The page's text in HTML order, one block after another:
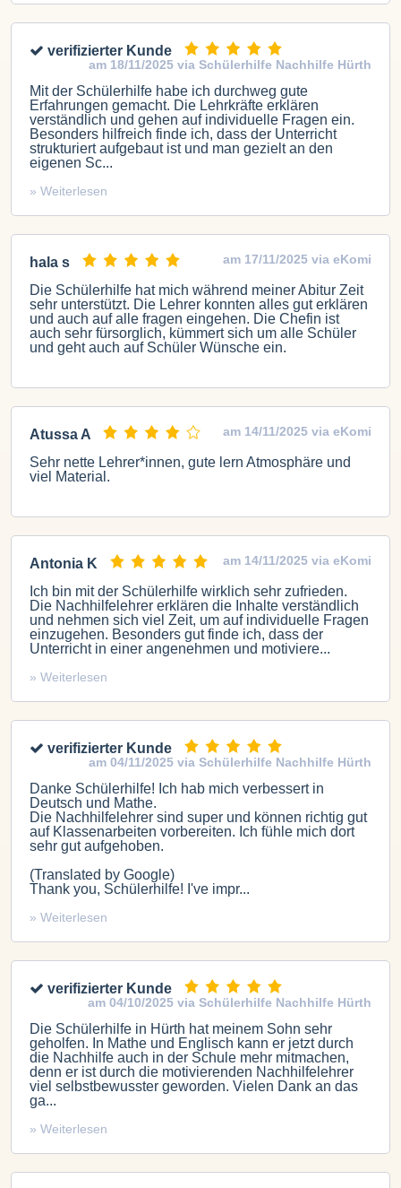
verifizierter Kunde
am 18/11/2025 via Schülerhilfe Nachhilfe Hürth
Mit der Schülerhilfe habe ich durchweg gute
Erfahrungen gemacht. Die Lehrkräfte erklären
verständlich und gehen auf individuelle Fragen ein.
Besonders hilfreich finde ich, dass der Unterricht
strukturiert aufgebaut ist und man gezielt an den
eigenen Sc...
» Weiterlesen
hala s am 17/11/2025 via eKomi
Die Schülerhilfe hat mich während meiner Abitur Zeit
sehr unterstützt. Die Lehrer konnten alles gut erklären
und auch auf alle fragen eingehen. Die Chefin ist
auch sehr fürsorglich, kümmert sich um alle Schüler
und geht auch auf Schüler Wünsche ein.
Atussa A am 14/11/2025 via eKomi
Sehr nette Lehrer*innen, gute lern Atmosphäre und
viel Material.
Antonia K am 14/11/2025 via eKomi
Ich bin mit der Schülerhilfe wirklich sehr zufrieden.
Die Nachhilfelehrer erklären die Inhalte verständlich
und nehmen sich viel Zeit, um auf individuelle Fragen
einzugehen. Besonders gut finde ich, dass der
Unterricht in einer angenehmen und motiviere...
» Weiterlesen
verifizierter Kunde
am 04/11/2025 via Schülerhilfe Nachhilfe Hürth
Danke Schülerhilfe! Ich hab mich verbessert in
Deutsch und Mathe.
Die Nachhilfelehrer sind super und können richtig gut
auf Klassenarbeiten vorbereiten. Ich fühle mich dort
sehr gut aufgehoben.
(Translated by Google)
Thank you, Schülerhilfe! I've impr...
» Weiterlesen
verifizierter Kunde
am 04/10/2025 via Schülerhilfe Nachhilfe Hürth
Die Schülerhilfe in Hürth hat meinem Sohn sehr
geholfen. In Mathe und Englisch kann er jetzt durch
die Nachhilfe auch in der Schule mehr mitmachen,
denn er ist durch die motivierenden Nachhilfelehrer
viel selbstbewusster geworden. Vielen Dank an das
ga...
» Weiterlesen